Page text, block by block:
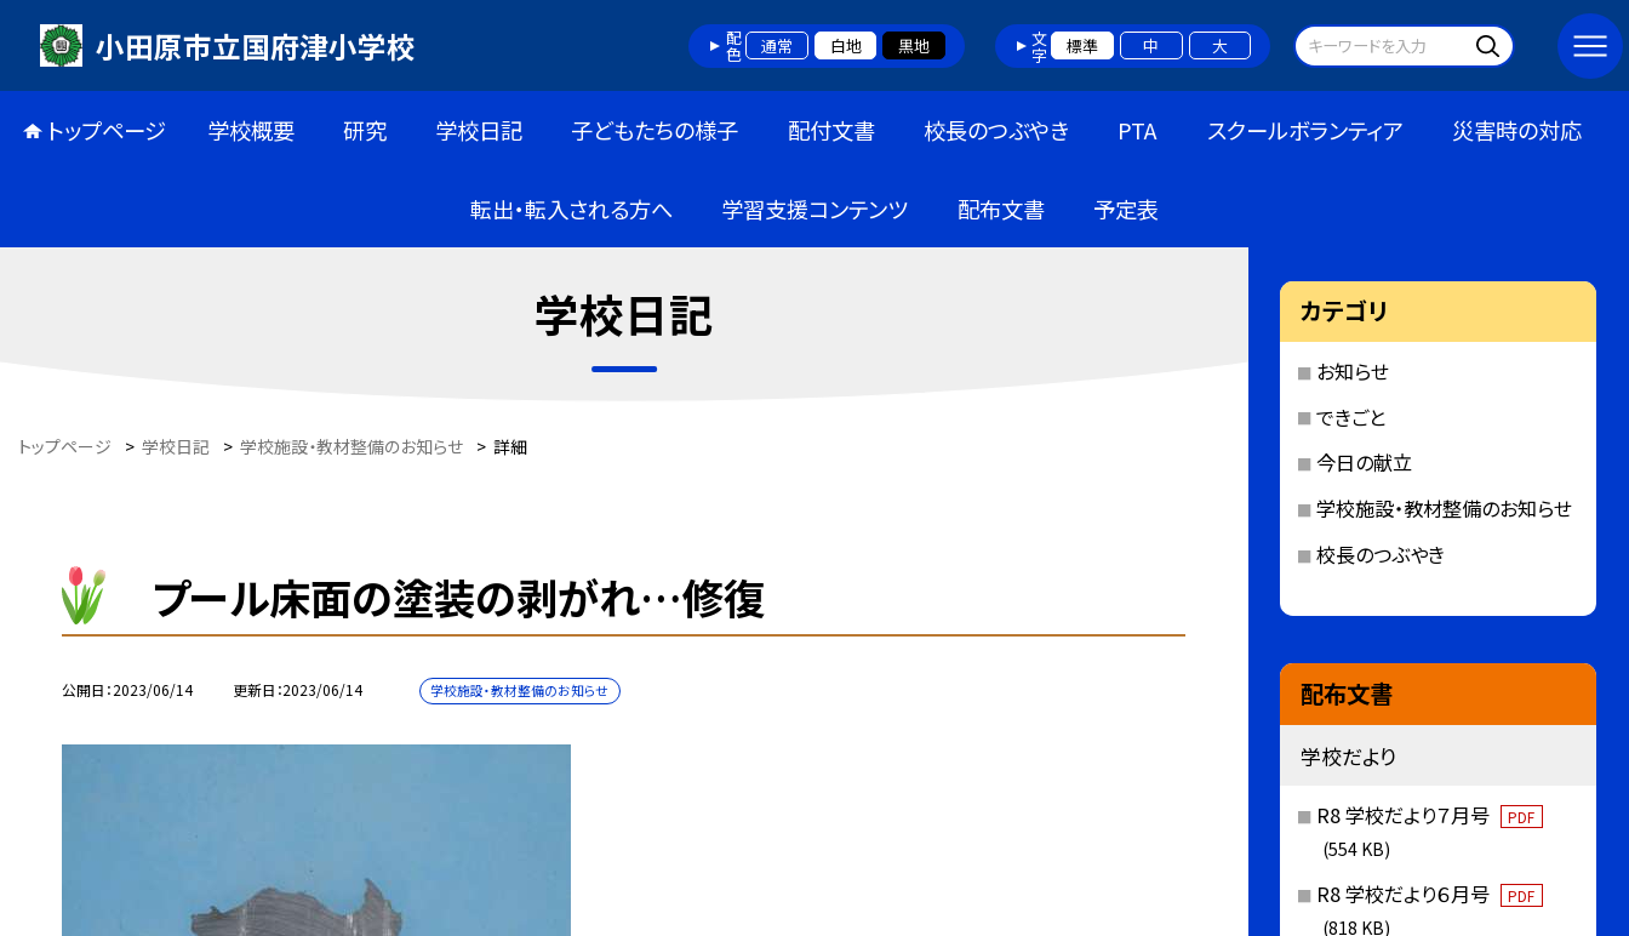
小田原市立国府津小学校 配色 通常 白地 黒地 文字 標準 中 大
トップページ 学校概要 研究 学校日記 子どもたちの様子 配付文書 校長のつぶやき PTA スクールボランティア 災害時の対応
転出・転入される方へ 学習支援コンテンツ 配布文書 予定表
学校日記
トップページ > 学校日記 > 学校施設・教材整備のお知らせ > 詳細
プール床面の塗装の剥がれ…修復
公開日 2023/06/14 更新日 2023/06/14 学校施設・教材整備のお知らせ
カテゴリ
お知らせ
できごと
今日の献立
学校施設・教材整備のお知らせ
校長のつぶやき
配布文書
学校だより
R8 学校だより７月号 PDF
(554 KB)
R8 学校だより６月号 PDF
(818 KB)